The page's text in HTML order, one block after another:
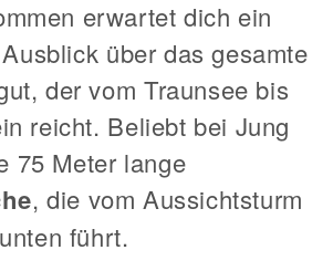
erwartet dich ein
über das gesamte
der vom Traunsee bis
reicht. Beliebt bei Jung
75 Meter lange
, die vom Aussichtsturm
führt.